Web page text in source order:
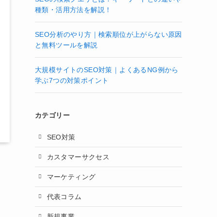
種類・活用方法を解説！
SEO分析のやり方｜検索順位が上がらない原因
と無料ツールを解説
大規模サイトのSEO対策｜よくあるNG例から
学ぶ7つの対策ポイント
カテゴリー
SEO対策
カスタマーサクセス
マーケティング
代表コラム